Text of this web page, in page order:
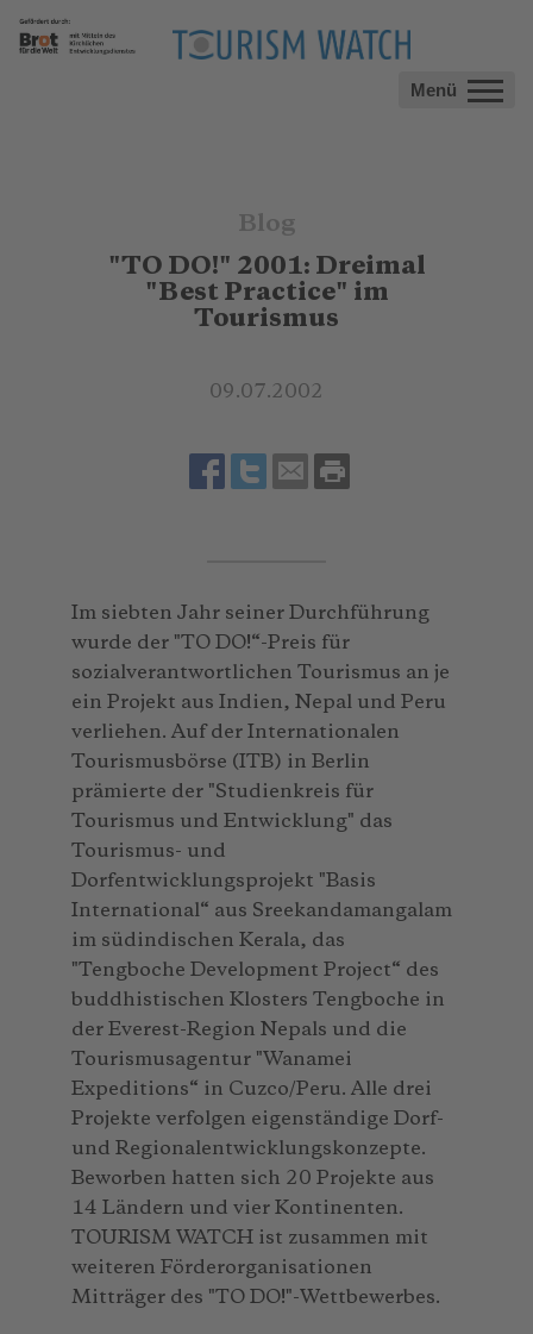
Menü
Blog
"TO DO!" 2001: Dreimal
"Best Practice" im
Tourismus
09.07.2002
Im siebten Jahr seiner Durchführung
wurde der "TO DO!“-Preis für
sozialverantwortlichen Tourismus an je
ein Projekt aus Indien, Nepal und Peru
verliehen. Auf der Internationalen
Tourismusbörse (ITB) in Berlin
prämierte der "Studienkreis für
Tourismus und Entwicklung" das
Tourismus- und
Dorfentwicklungsprojekt "Basis
International“ aus Sreekandamangalam
im südindischen Kerala, das
"Tengboche Development Project“ des
buddhistischen Klosters Tengboche in
der Everest-Region Nepals und die
Tourismusagentur "Wanamei
Expeditions“ in Cuzco/Peru. Alle drei
Projekte verfolgen eigenständige Dorf-
und Regionalentwicklungskonzepte.
Beworben hatten sich 20 Projekte aus
14 Ländern und vier Kontinenten.
TOURISM WATCH ist zusammen mit
weiteren Förderorganisationen
Mitträger des "TO DO!"-Wettbewerbes.